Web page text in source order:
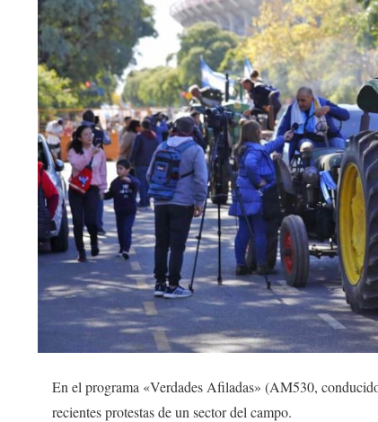
En el programa «Verdades Afiladas» (AM530,
recientes protestas de un sector del campo.